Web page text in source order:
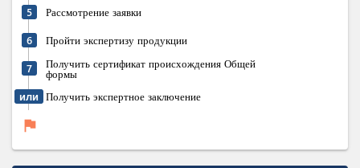
5 Рассмотрение заявки
6 Пройти экспертизу продукции
7 Получить сертификат происхождения Общей
формы
или Получить экспертное заключение
flag